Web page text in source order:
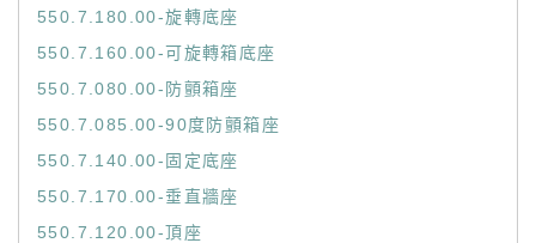
550.7.180.00-旋轉底座
550.7.160.00-可旋轉箱底座
550.7.080.00-防顫箱座
550.7.085.00-90度防顫箱座
550.7.140.00-固定底座
550.7.170.00-垂直牆座
550.7.120.00-頂座